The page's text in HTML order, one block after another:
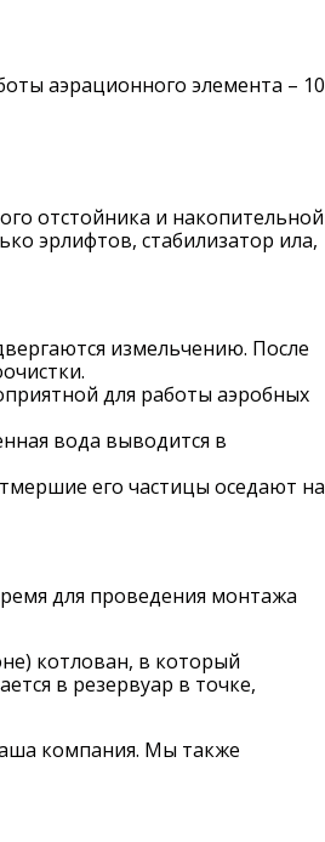
аэрационного элемента – 10
отстойника и накопительной
эрлифтов, стабилизатор ила,
измельчению. После
для работы аэробных
вода выводится в
его частицы оседают на
для проведения монтажа
котлован, в который
в резервуар в точке,
компания. Мы также